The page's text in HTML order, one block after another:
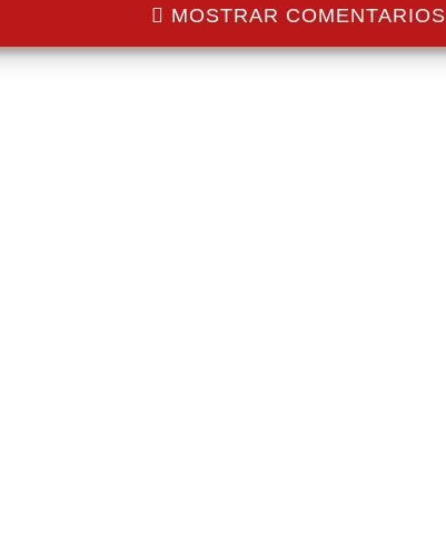
MOSTRAR COMENTARIOS